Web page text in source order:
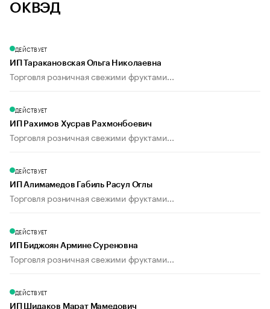
ОКВЭД
ДЕЙСТВУЕТ
ИП Таракановская Ольга Николаевна
Торговля розничная свежими фруктами...
ДЕЙСТВУЕТ
ИП Рахимов Хусрав Рахмонбоевич
Торговля розничная свежими фруктами...
ДЕЙСТВУЕТ
ИП Алимамедов Габиль Расул Оглы
Торговля розничная свежими фруктами...
ДЕЙСТВУЕТ
ИП Биджоян Армине Суреновна
Торговля розничная свежими фруктами...
ДЕЙСТВУЕТ
ИП Шидаков Марат Мамедович